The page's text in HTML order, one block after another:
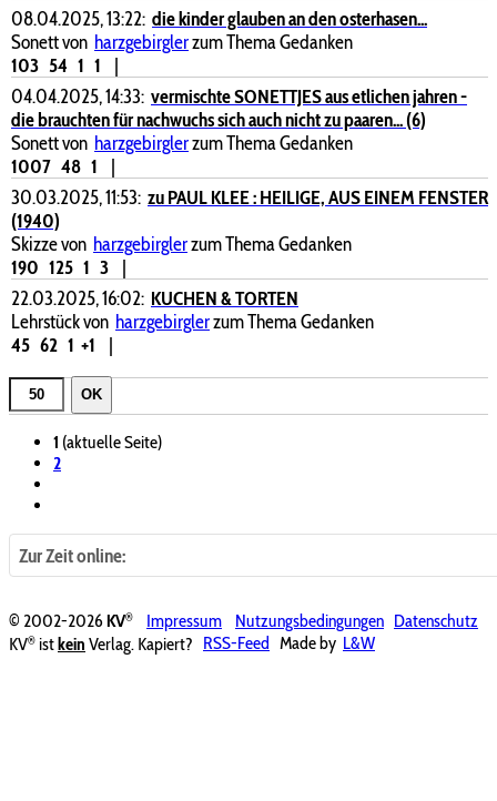
08.04.2025, 13:22: die kinder glauben an den osterhasen...
Sonett von harzgebirglerzum Thema Gedanken
103 54 1 1
|
04.04.2025, 14:33: vermischte SONETTJES aus etlichen jahren -
die brauchten für nachwuchs sich auch nicht zu paaren... (6)
Sonett von harzgebirglerzum Thema Gedanken
1007 48 1
|
30.03.2025, 11:53: zu PAUL KLEE : HEILIGE, AUS EINEM FENSTER
(1940)
Skizze von harzgebirglerzum Thema Gedanken
190 125 1 3
|
22.03.2025, 16:02: KUCHEN & TORTEN
Lehrstück von harzgebirglerzum Thema Gedanken
45 62 1 +1 |
OK
1 (aktuelle Seite)
2
Zur Zeit online:
© 2002-2026KV® Impressum Nutzungsbedingungen Datenschutz
KV® istkein Verlag. Kapiert? RSS-Feed Made by L&W